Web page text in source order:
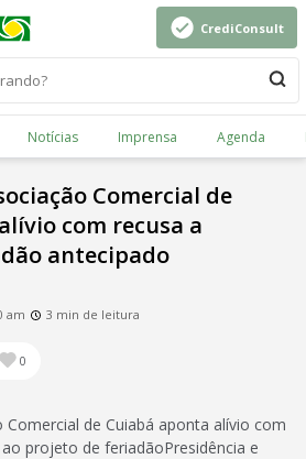
CrediConsult
Notícias Imprensa Agenda
Comercial de
com recusa a
antecipado
am
3 min de leitura
0
de Cuiabá aponta alívio com
projeto de feriadãoPresidência e